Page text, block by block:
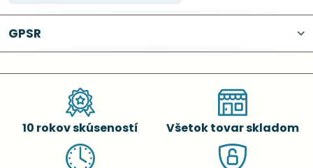
GPSR
10 rokov skúseností Všetok tovar skladom